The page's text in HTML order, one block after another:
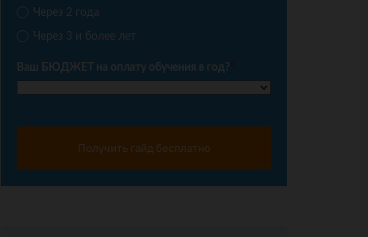
Через 2 года
Через 3 и более лет
Ваш БЮДЖЕТ на оплату обучения в год?*
Получить гайд бесплатно